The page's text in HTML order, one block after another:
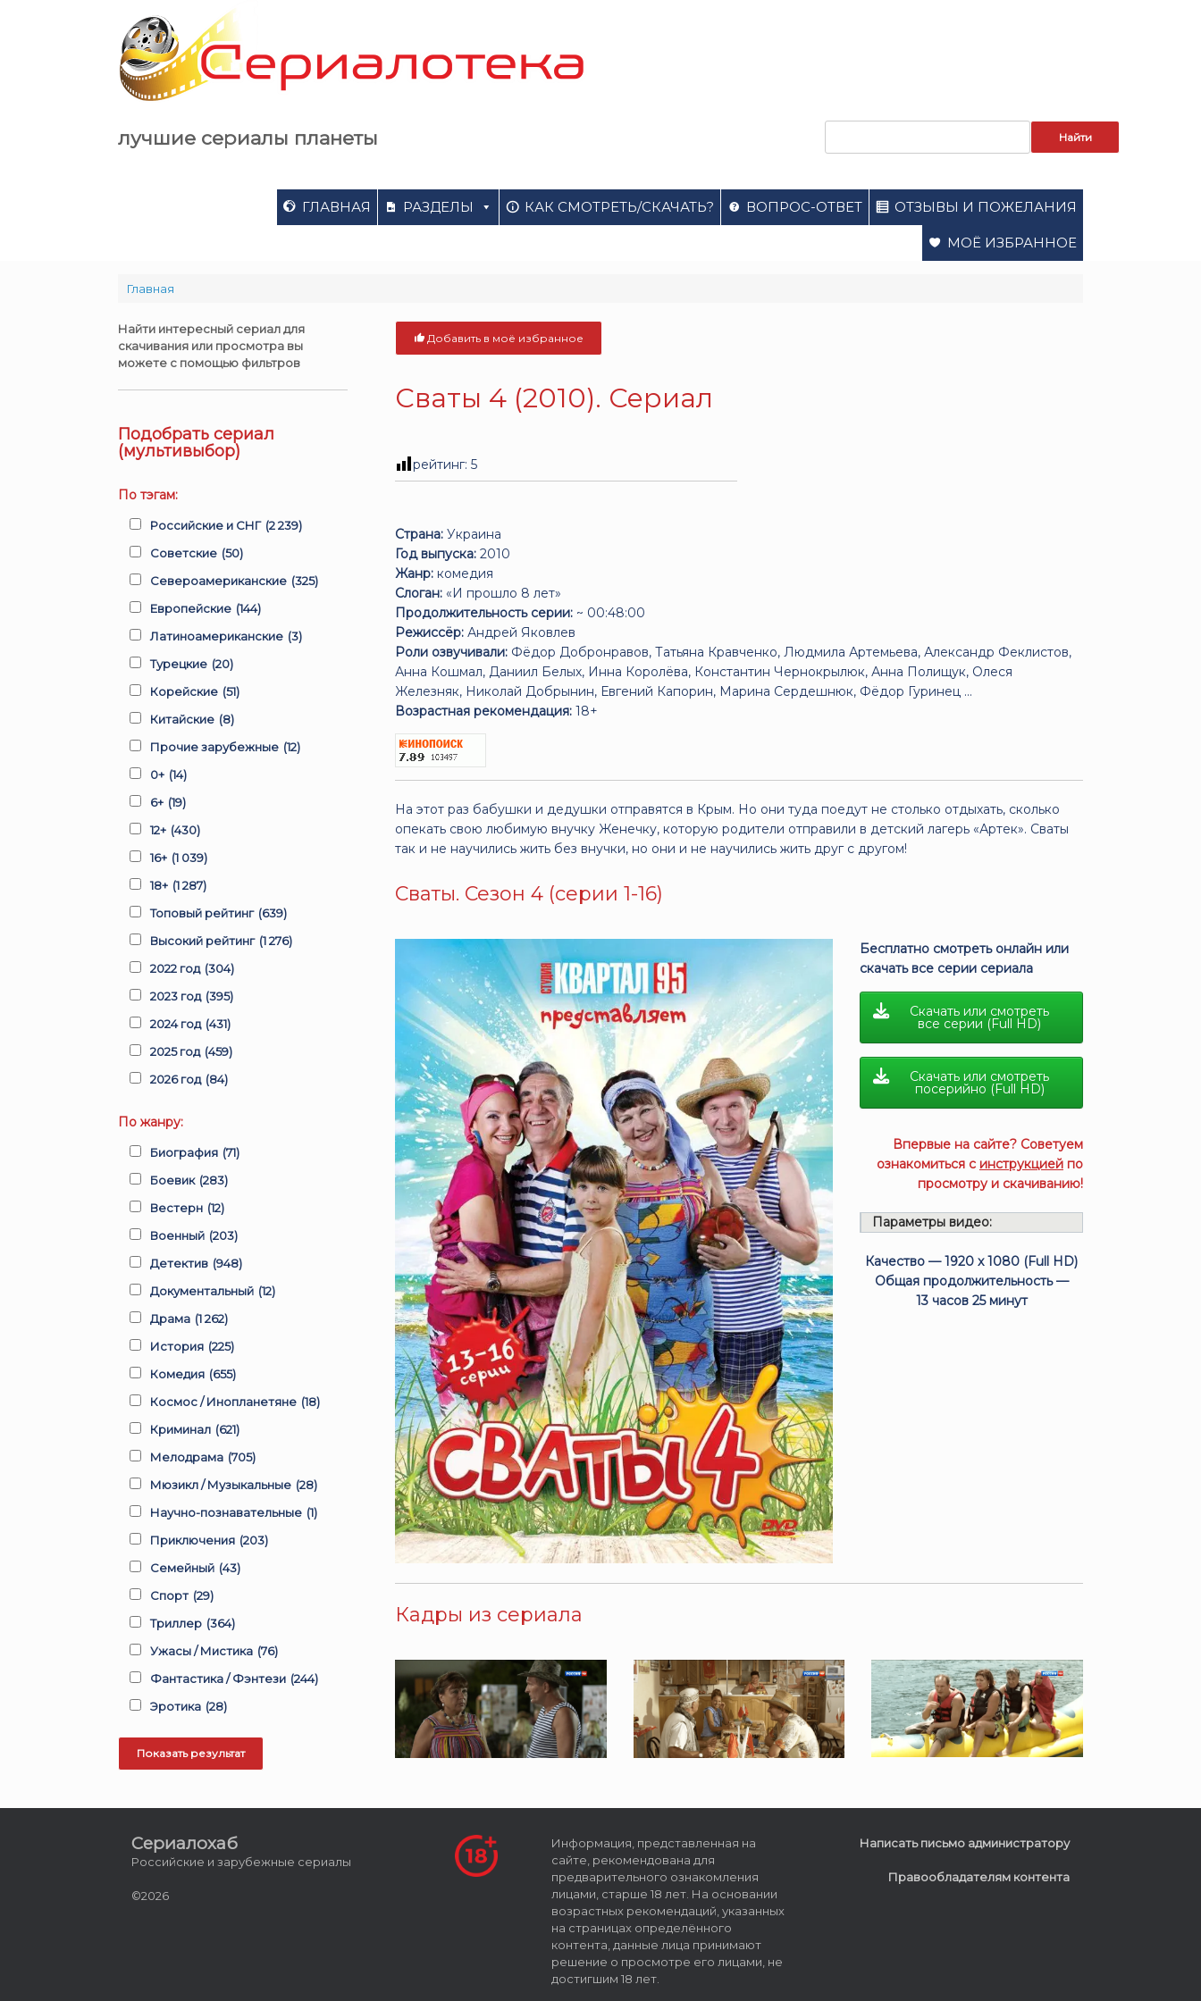
лучшие сериалы планеты
ГЛАВНАЯ РАЗДЕЛЫ КАК СМОТРЕТЬ/СКАЧАТЬ? ВОПРОС-ОТВЕТ ОТЗЫВЫ И ПОЖЕЛАНИЯ
МОЁ ИЗБРАННОЕ
Главная
Добавить в моё избранное
Сваты 4 (2010). Сериал
рейтинг:5
Страна: Украина
Год выпуска: 2010
Жанр: комедия
Слоган: «И прошло 8 лет»
Продолжительность серии: ~ 00:48:00
Режиссёр: Андрей Яковлев
Роли озвучивали: Фёдор Добронравов, Татьяна Кравченко, Людмила Артемьева, Александр Феклистов,
Анна Кошмал, Даниил Белых, Инна Королёва, Константин Чернокрылюк, Анна Полищук, Олеся
Железняк, Николай Добрынин, Евгений Капорин, Марина Сердешнюк, Фёдор Гуринец ...
Возрастная рекомендация: 18+
На этот раз бабушки и дедушки отправятся в Крым. Но они туда поедут не столько отдыхать, сколько
опекать свою любимую внучку Женечку, которую родители отправили в детский лагерь «Артек». Сваты
так и не научились жить без внучки, но они и не научились жить друг с другом!
Сваты. Сезон 4 (серии 1-16)
Бесплатно смотреть онлайн или
скачать все серии сериала
Скачать или смотреть
все серии (Full HD)
Скачать или смотреть
посерийно (Full HD)
Впервые на сайте? Советуем
ознакомиться с инструкцией по
просмотру и скачиванию!
Параметры видео:
Качество — 1920 x 1080 (Full HD)
Общая продолжительность —
13 часов 25 минут
Кадры из сериала
Найти интересный сериал для
скачивания или просмотра вы
можете с помощью фильтров
Подобрать сериал
(мультивыбор)
По тэгам:
Российские и СНГ (2 239)
Советские (50)
Североамериканские (325)
Европейские (144)
Латиноамериканские (3)
Турецкие (20)
Корейские (51)
Китайские (8)
Прочие зарубежные (12)
0+ (14)
6+ (19)
12+ (430)
16+ (1 039)
18+ (1 287)
Топовый рейтинг (639)
Высокий рейтинг (1 276)
2022 год (304)
2023 год (395)
2024 год (431)
2025 год (459)
2026 год (84)
По жанру:
Биография (71)
Боевик (283)
Вестерн (12)
Военный (203)
Детектив (948)
Документальный (12)
Драма (1 262)
История (225)
Комедия (655)
Космос / Инопланетяне (18)
Криминал (621)
Мелодрама (705)
Мюзикл / Музыкальные (28)
Научно-познавательные (1)
Приключения (203)
Семейный (43)
Спорт (29)
Триллер (364)
Ужасы / Мистика (76)
Фантастика / Фэнтези (244)
Эротика (28)
Сериалохаб
Российские и зарубежные сериалы
©2026
Информация, представленная на
сайте, рекомендована для
предварительного ознакомления
лицами, старше 18 лет. На основании
возрастных рекомендаций, указанных
на страницах определённого
контента, данные лица принимают
решение о просмотре его лицами, не
достигшим 18 лет.
Написать письмо администратору
Правообладателям контента